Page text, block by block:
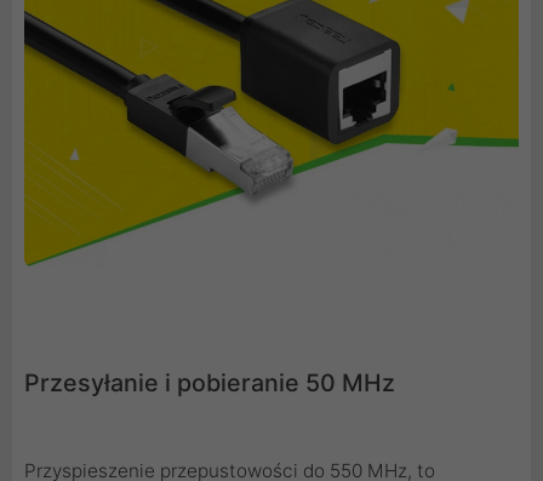
Przesyłanie i pobieranie 50 MHz
Przyspieszenie przepustowości do 550 MHz, to